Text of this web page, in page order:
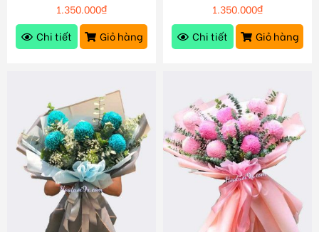
1.350.000₫
Chi tiết
Giỏ hàng
1.350.000₫
Chi tiết
Giỏ hàng